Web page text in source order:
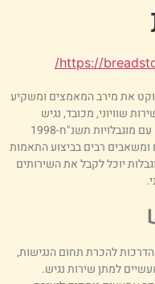
https://
את מירב המאמצים ומשקיע
מכובד, נגיש
ומקצועי. בהתאם לחוק שוויון זכויות לאנשים עם מוגבלויות תשנ"ח-1998
רבים בביצוע התאמות
יוכל לקבל את השירותים
להכרת תחום הנגישות,
למתן שירות נגיש.